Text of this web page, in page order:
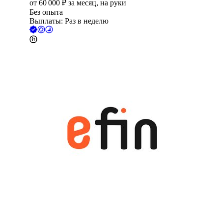
от 60 000 ₽ за месяц, на руки
Без опыта
Выплаты: Раз в неделю